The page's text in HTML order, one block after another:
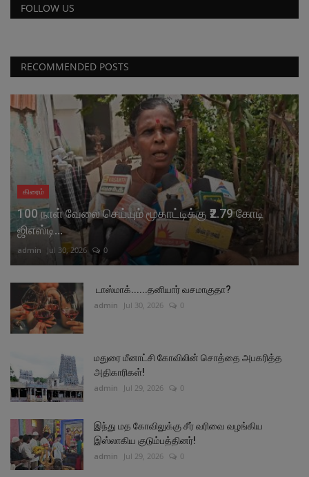
FOLLOW US
RECOMMENDED POSTS
கிரைம்
100 நாள் வேலை செய்யும் மூதாட்டிக்கு ₹2.79 கோடி
ஜிஎஸ்டி...
admin Jul 30, 2026 0
டாஸ்மாக்......தனியார் வசமாகுதா?
admin Jul 30, 2026 0
மதுரை மீனாட்சி கோவிலின் சொத்தை அபகரித்த
அதிகாரிகள்!
admin Jul 29, 2026 0
இந்து மத கோவிலுக்கு சீர் வரிவை வழங்கிய
இஸ்லாகிய குடும்பத்தினர்!
admin Jul 29, 2026 0